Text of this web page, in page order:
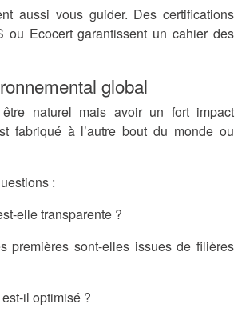
aussi vous guider. Des certifications
ou Ecocertgarantissent un cahier des
global
naturel mais avoir un fort impact
fabriqué à l’autre bout du monde ou
:
elle transparente ?
premières sont-elles issues de filières
il optimisé ?